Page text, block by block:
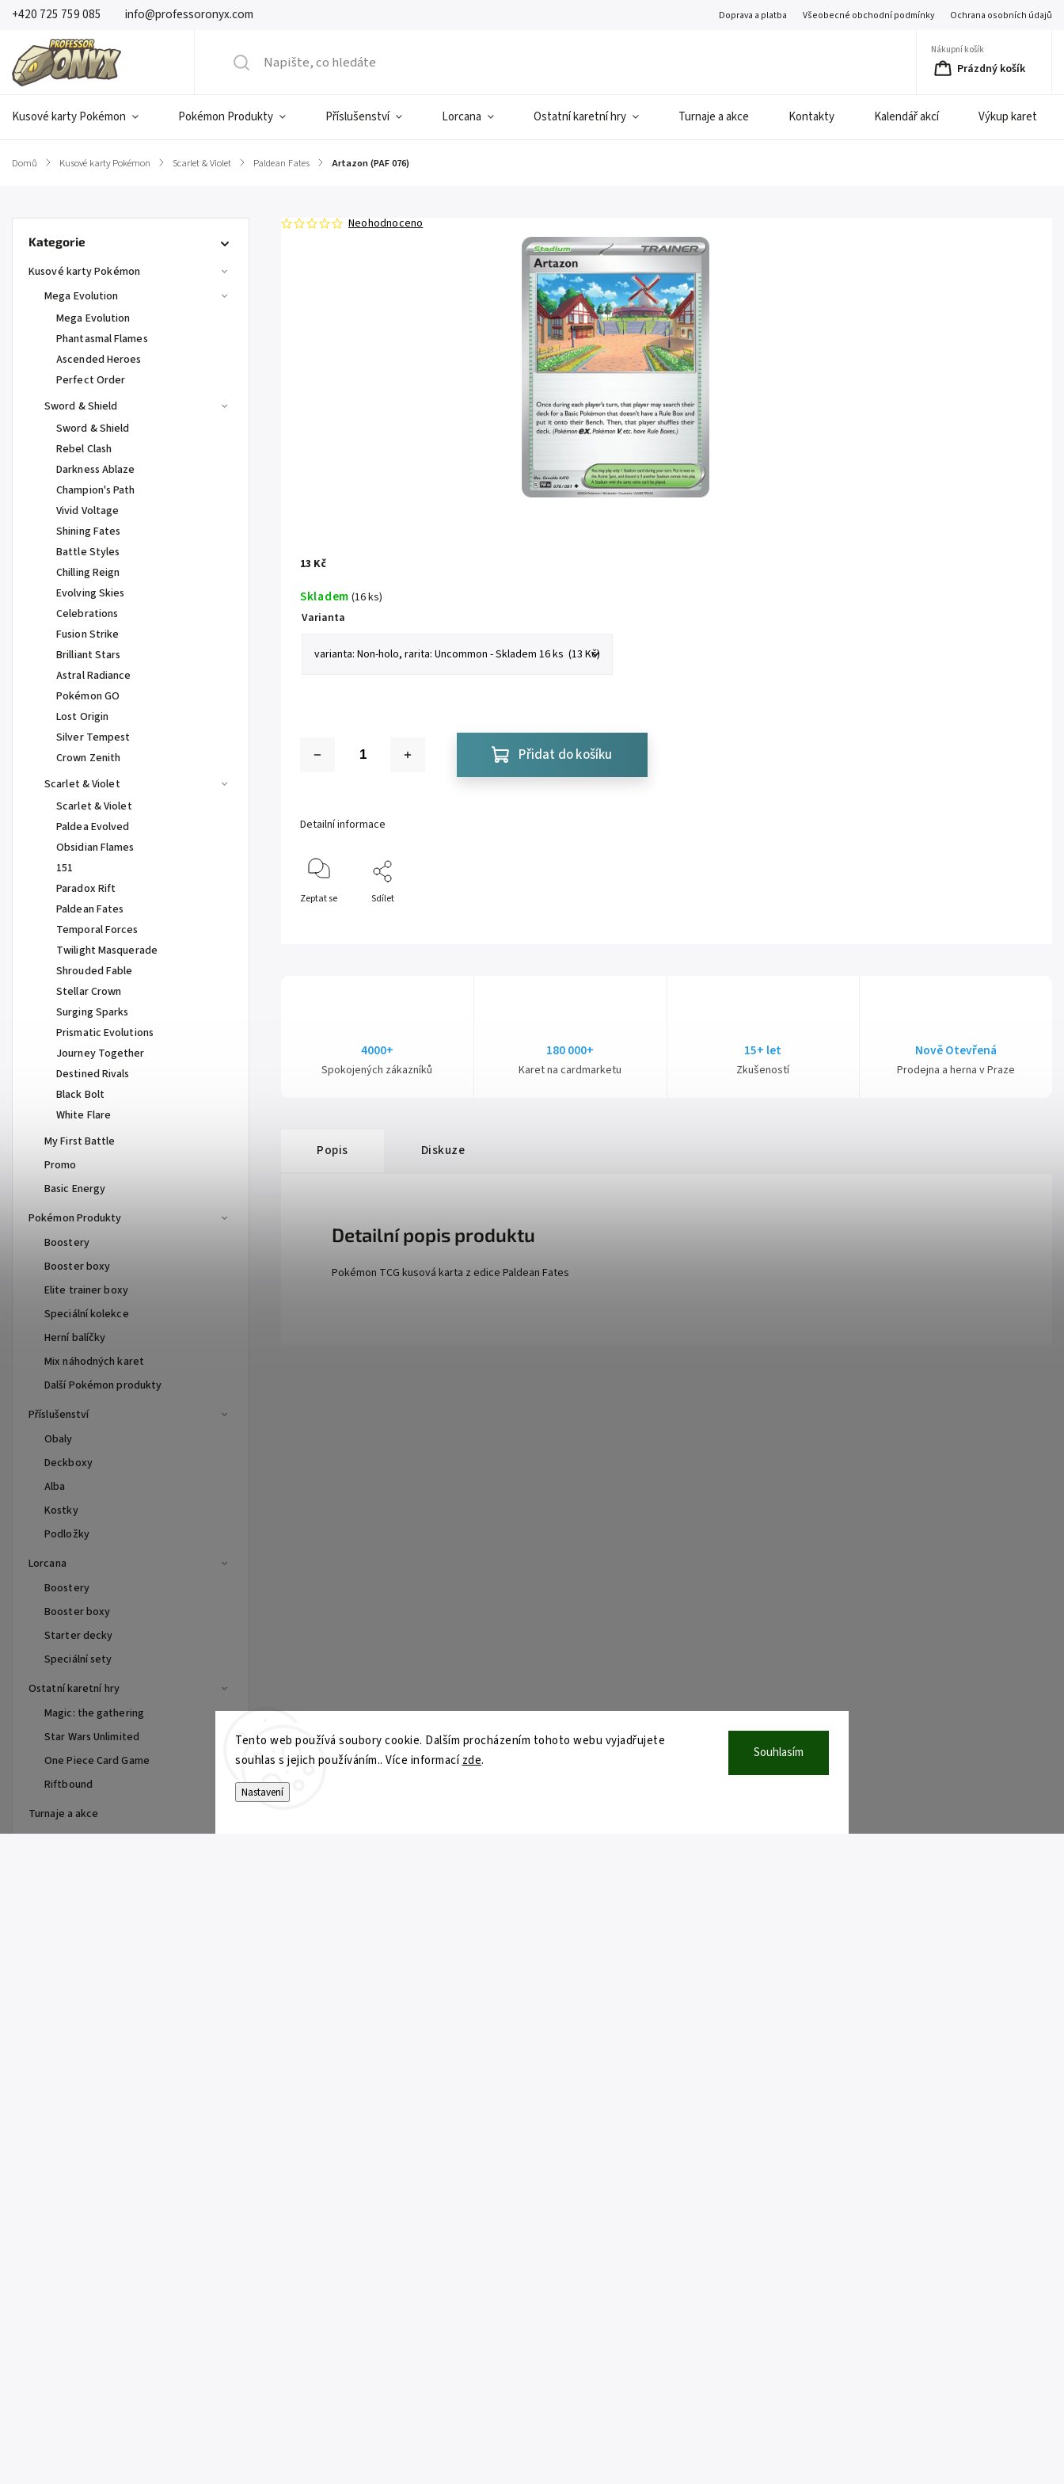
Tento web používá soubory cookie. Dalším procházením tohoto webu vyjadřujete
souhlas s jejich používáním.. Více informacízde.
Nastavení
Souhlasím
+420 725 759 085 info@professoronyx.com Doprava a platba Všeobecné obchodní podmínky Ochrana osobních údajů
Nákupní košík
Prázdný košík
Kusové karty Pokémon Pokémon Produkty Příslušenství Lorcana Ostatní karetní hry Turnaje a akce Kontakty Kalendář akcí Výkup karet
Domů / Kusové karty Pokémon / Scarlet & Violet / Paldean Fates / Artazon (PAF 076)
Kategorie
Kusové karty Pokémon
Mega Evolution
Mega Evolution
Phantasmal Flames
Ascended Heroes
Perfect Order
Sword & Shield
Sword & Shield
Rebel Clash
Darkness Ablaze
Champion's Path
Vivid Voltage
Shining Fates
Battle Styles
Chilling Reign
Evolving Skies
Celebrations
Fusion Strike
Brilliant Stars
Astral Radiance
Pokémon GO
Lost Origin
Silver Tempest
Crown Zenith
Scarlet & Violet
Scarlet & Violet
Paldea Evolved
Obsidian Flames
151
Paradox Rift
Paldean Fates
Temporal Forces
Twilight Masquerade
Shrouded Fable
Stellar Crown
Surging Sparks
Prismatic Evolutions
Journey Together
Destined Rivals
Black Bolt
White Flare
My First Battle
Promo
Basic Energy
Pokémon Produkty
Boostery
Booster boxy
Elite trainer boxy
Speciální kolekce
Herní balíčky
Mix náhodných karet
Další Pokémon produkty
Příslušenství
Obaly
Deckboxy
Alba
Kostky
Podložky
Lorcana
Boostery
Booster boxy
Starter decky
Speciální sety
Ostatní karetní hry
Magic: the gathering
Star Wars Unlimited
One Piece Card Game
Riftbound
Turnaje a akce
Neohodnoceno
13 Kč
Skladem (16 ks)
Varianta
Přidat do košíku
Detailní informace
Zeptat se Sdílet
4000+
Spokojených zákazníků
180 000+
Karet na cardmarketu
15+ let
Zkušeností
Nově Otevřená
Prodejna a herna v Praze
Popis Diskuze
Detailní popis produktu
Pokémon TCG kusová karta z edice Paldean Fates